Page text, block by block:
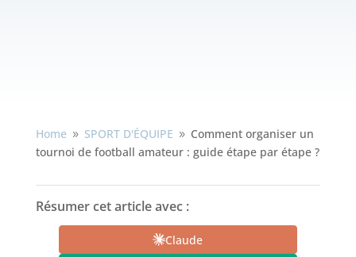
Home 9 SPORT D'ÉQUIPE 9 Comment organiser un
tournoi de football amateur : guide étape par étape ?
Résumer cet article avec :
Claude